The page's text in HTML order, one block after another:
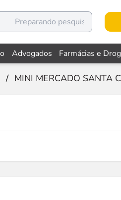
Advogados Farmácias e
/ MINI MERCADO SANTA